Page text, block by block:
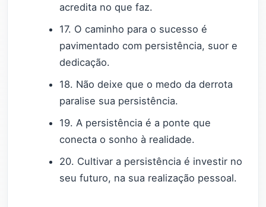
acredita no que faz.
17. O caminho para o sucesso é
pavimentado com persistência, suor e
dedicação.
18. Não deixe que o medo da derrota
paralise sua persistência.
19. A persistência é a ponte que
conecta o sonho à realidade.
20. Cultivar a persistência é investir no
seu futuro, na sua realização pessoal.